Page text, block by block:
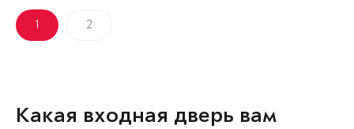
1 2
Какая входная дверь вам